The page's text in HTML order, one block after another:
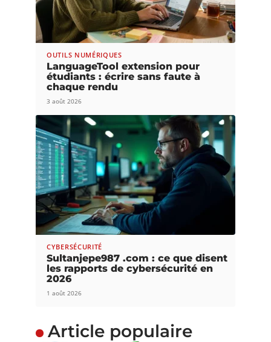
OUTILS NUMÉRIQUES
LanguageTool extension pour
étudiants : écrire sans faute à
chaque rendu
3 août 2026
CYBERSÉCURITÉ
Sultanjepe987 .com : ce que disent
les rapports de cybersécurité en
2026
1 août 2026
Article populaire